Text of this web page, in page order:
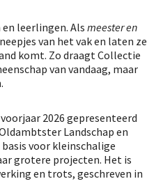
leerlingen. Als meester en
van het vak en laten ze
komt. Zo draagt Collectie
van vandaag, maar
2026 gepresenteerd
Landschap en
voor kleinschalige
grotere projecten. Het is
en trots, geschreven in